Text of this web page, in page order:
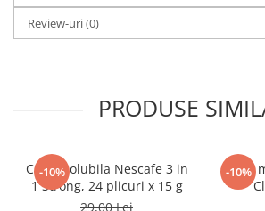
SF & Fantasy
Teatru
Birotica & Papetarie
Articole Birotica
Accesorii Arhivare
Review-uri(0)
PRODUSE
-10%
Cafea solubila Nescafe 3 in
1 Strong, 24 plicuri x 15 g
29,00 Lei
-10%
Cafea